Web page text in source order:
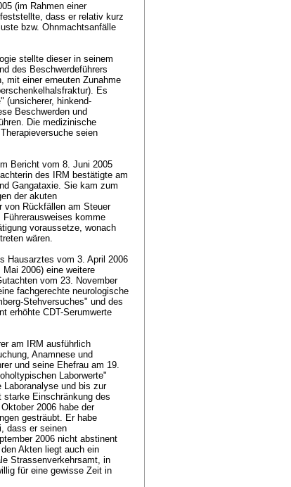
(im Rahmen einer
dass er relativ kurz
bzw. Ohnmachtsanfälle
stellte dieser in seinem
des Beschwerdeführers
mit einer erneuten Zunahme
Es
(unsicherer, hinkend-
Beschwerden und
Die medizinische
seien
Bericht vom 8. Juni 2005
des IRM bestätigte am
Gangataxie. Sie kam zum
der akuten
von Rückfällen am Steuer
komme
voraussetze, wonach
wären.
Hausarztes vom 3. April 2006
2006) eine weitere
vom 23. November
fachgerechte neurologische
Stehversuches" und des
erhöhte CDT-Serumwerte
am IRM ausführlich
Anamnese und
und seine Ehefrau am 19.
Laborwerte"
Laboranalyse und bis zur
starke Einschränkung des
2006 habe der
gesträubt. Er habe
dass er seinen
2006 nicht abstinent
Akten liegt auch ein
Strassenverkehrsamt, in
für eine gewisse Zeit in